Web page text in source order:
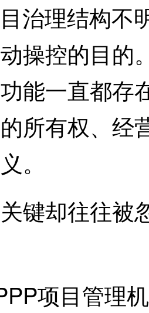
治理结构不
操控的目的
能一直都存
所有权、经
。
却往往被
项目管理机